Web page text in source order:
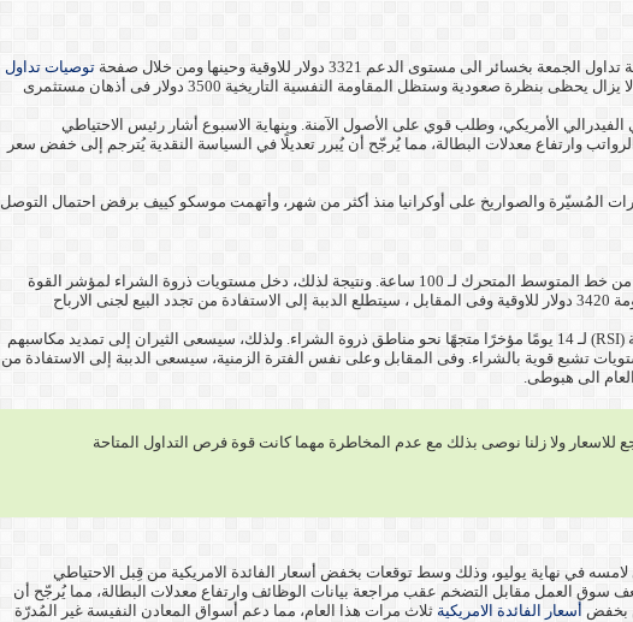
توصيات تداول
أوصينا بشراء سبائك الذهب من كل تراجع للاسعار. مؤشر الذهب أغلق تداولات الاسبوع مستقرا حول مستوى 3371 دولار للاوقية. تداول الذهب لا يزال يحظى بنظرة صعودية وستظل المقاومة النفسية التاريخية 3500 دولار فى أذهان مستثمرى
الفيدرالي الأمريكي، وطلب قوي على الأصول الآمنة. وبنهاية الاسبوع أشار رئيس الاحتياطي
وارتفاع معدلات البطالة، مما يُرجّح أن يُبرر تعديلًا في السياسة النقدية يُترجم إلى خفض سعر
المُسيّرة والصواريخ على أوكرانيا منذ أكثر من شهر، وأتهمت موسكو كييف برفض احتمال التوصل
فقد يستمر سعر الذهب أمام الدولار الامريكى XAU/USD الآن ليتداول عند مستويات أعلى بقليل من خط المتوسط المتحرك لـ 100 ساعة. ونتيجة لذلك، دخل مستويات ذروة الشراء لمؤشر القوة
النسبية لـ 14 ساعة. وعلى المدى القريب ، سيتطلع الثيران إلى تمديد مكاسب الارتداد لاعلى الحالية بالتحرك صوب مستوى المقاومة 3389 دولار ثم الى المقاومة 3420 دولار للاوقية وفى المقابل ، سيتطلع الدببة إلى الاستفادة من تجدد البيع لجنى الارباح
وعلى المدى البعيد وحسب الاداء على الرسم البياني اليومي، يتداول سعر الذهب / الدولار XAU/USD ضمن قناة حيادية. ومع ذلك، فقد أرتد مؤشر القوة النسبية (RSI) لـ 14 يومًا مؤخرًا متجهًا نحو مناطق ذروة الشراء. ولذلك، سيسعى الثيران إلى تمديد مكاسبهم
ستحرك كامل المؤشرات الفنية صوب مستويات تشبع قوية بالشراء. وفى المقابل وعلى نفس الفترة الزمنية، سيسعى الدببة إلى الاستفادة من
للاسعار ولا زلنا نوصى بذلك مع عدم المخاطرة مهما كانت قوة فرص التداول المتاحة
39 دولارًا للأونصة، مقتربًا من أعلى مستوى له في 14 عامًا عند 39.5 دولارًا والذي لامسه في نهاية يوليو، وذلك وسط توقعات بخفض أسعار الفائدة الامريكية من قِبل الاحتياطي
سوق العمل مقابل التضخم عقب مراجعة بيانات الوظائف وارتفاع معدلات البطالة، مما يُرجّح أن
أسعار الفائدة الامريكية ثلاث مرات هذا العام، مما دعم أسواق المعادن النفيسة غير المُدرّة